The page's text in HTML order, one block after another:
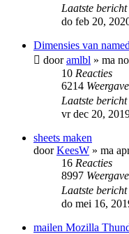
Laatste bericht
do feb 20,
Dimensies van
dooramlbl » ma
10 Reacties
6214
Laatste bericht
vr dec 20,
sheets maken
doorKeesW » ma
16 Reacties
8997
Laatste bericht
do mei 16,
mailen Mozilla